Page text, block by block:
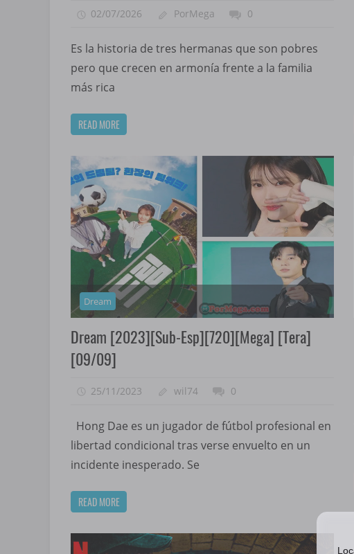
02/07/2026 PorMega 0
Es la historia de tres hermanas que son pobres
pero que crecen en armonía frente a la familia
más rica
READ MORE
Dream
Dream [2023][Sub-Esp][720][Mega] [Tera]
[09/09]
25/11/2023 wil74 0
Hong Dae es un jugador de fútbol profesional en
libertad condicional tras verse envuelto en un
incidente inesperado. Se
READ MORE